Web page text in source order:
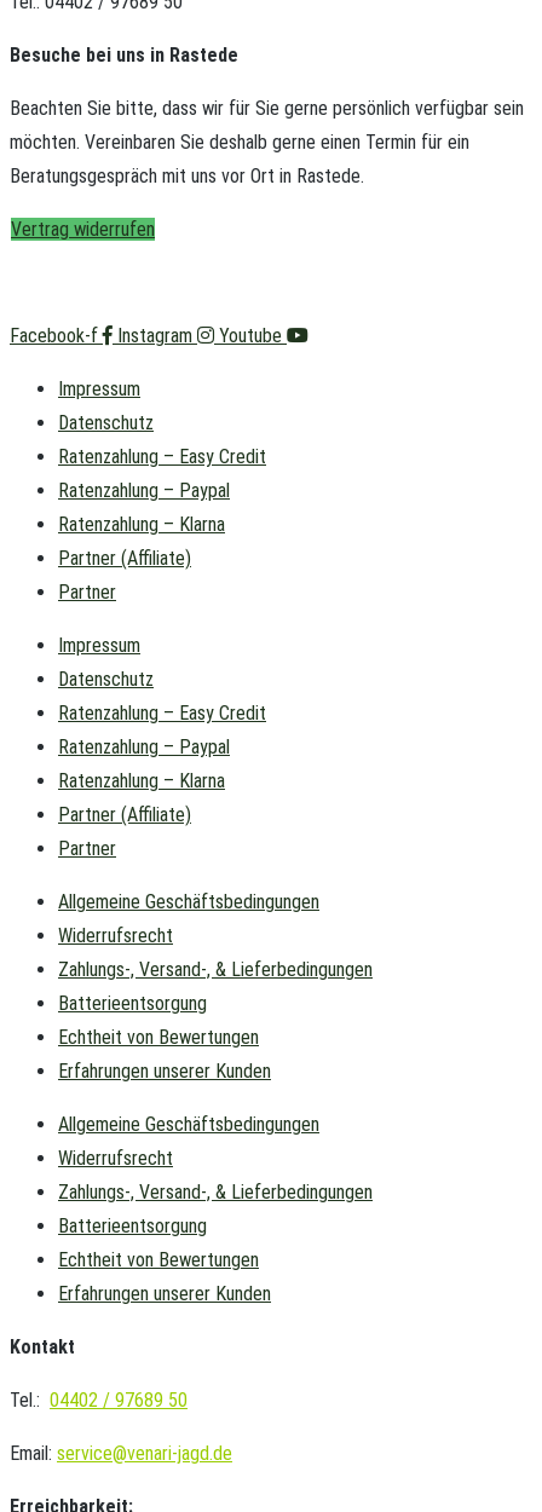
Besuche bei uns in Rastede
Beachten Sie bitte, dass wir für Sie gerne persönlich verfügbar sein
möchten. Vereinbaren Sie deshalb gerne einen Termin für ein
Beratungsgespräch mit uns vor Ort in Rastede.
Vertrag widerrufen
Facebook-f Instagram Youtube
Impressum
Datenschutz
Ratenzahlung – Easy Credit
Ratenzahlung – Paypal
Ratenzahlung – Klarna
Partner (Affiliate)
Partner
Impressum
Datenschutz
Ratenzahlung – Easy Credit
Ratenzahlung – Paypal
Ratenzahlung – Klarna
Partner (Affiliate)
Partner
Allgemeine Geschäftsbedingungen
Widerrufsrecht
Zahlungs-, Versand-, & Lieferbedingungen
Batterieentsorgung
Echtheit von Bewertungen
Erfahrungen unserer Kunden
Allgemeine Geschäftsbedingungen
Widerrufsrecht
Zahlungs-, Versand-, & Lieferbedingungen
Batterieentsorgung
Echtheit von Bewertungen
Erfahrungen unserer Kunden
Kontakt
Tel.: 04402 / 97689 50
Email: service@venari-jagd.de
Erreichbarkeit: